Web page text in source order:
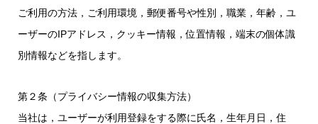
ご利用の方法，ご利用環境，郵便番号や性別，職業，年齢，ユ
ーザーのIPアドレス，クッキー情報，位置情報，端末の個体識
別情報などを指します。
第２条（プライバシー情報の収集方法）
当社は，ユーザーが利用登録をする際に氏名，生年月日，住